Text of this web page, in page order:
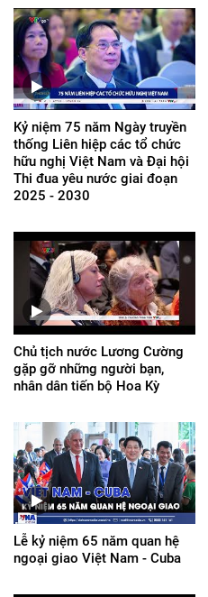
Kỷ niệm 75 năm Ngày truyền
thống Liên hiệp các tổ chức
hữu nghị Việt Nam và Đại hội
Thi đua yêu nước giai đoạn
2025 - 2030
Chủ tịch nước Lương Cường
gặp gỡ những người bạn,
nhân dân tiến bộ Hoa Kỳ
Lễ kỷ niệm 65 năm quan hệ
ngoại giao Việt Nam - Cuba